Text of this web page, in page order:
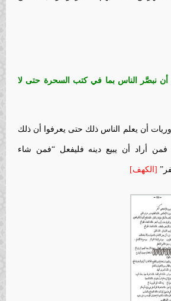
أن نبصَّر الناس بما في كتب السحرة حتى لا
أن يعلم الناس ذلك حتى يعرفوا أن ذلك
أراد أن يبيع دينه فليفعل “فمن شاء
[الكهف]